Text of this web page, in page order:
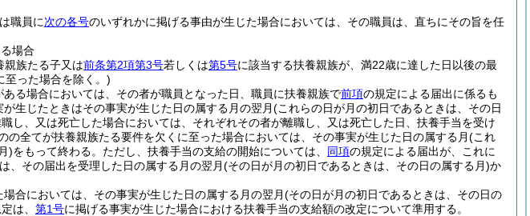
職員に次の各号のいずれかに掲げる事由が生じた場合においては、その職員は、直ちにその旨を任
場合
親族たる子又は前条第2項第3号若しくは第5号に該当する扶養親族が、満22歳に達した日以後の最
至った場合を除く。)
る場合においては、その者が職員となった日、職員に扶養親族で前項の規定による届出に係るも
が生じたときはその事実が生じた日の属する月の翌月(これらの日が月の初日であるときは、その日
し、又は死亡した場合においては、それぞれその者が離職し、又は死亡した日、扶養手当を受け
の全てが扶養親族たる要件を欠くに至った場合においては、その事実が生じた日の属する月(これ
)をもって終わる。 ただし、扶養手当の支給の開始については、 同項の規定による届出が、これに
、その届出を受理した日の属する月の翌月(その日が月の初日であるときは、その日の属する月)か
合においては、その事実が生じた日の属する月の翌月(その日が月の初日であるときは、その日の
は、 第1号に掲げる事実が生じた場合における扶養手当の支給額の改定について準用する。